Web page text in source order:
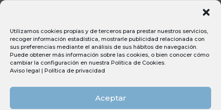
Utilizamos cookies propias y de terceros para prestar nuestros servicios,
recoger información estadística, mostrarle publicidad relacionada con
sus preferencias mediante el análisis de sus hábitos de navegación.
Puede obtener más información sobre las cookies, o bien conocer cómo
cambiar la configuración en nuestra Política de Cookies.
Aviso legal | Política de privacidad
Aceptar
poniendo sobre la mesa nuevas iniciativas e ideas
muy interesantes. Todo el equipo Umec...